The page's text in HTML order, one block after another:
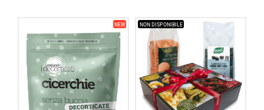
NEW NON DISPONIBILE